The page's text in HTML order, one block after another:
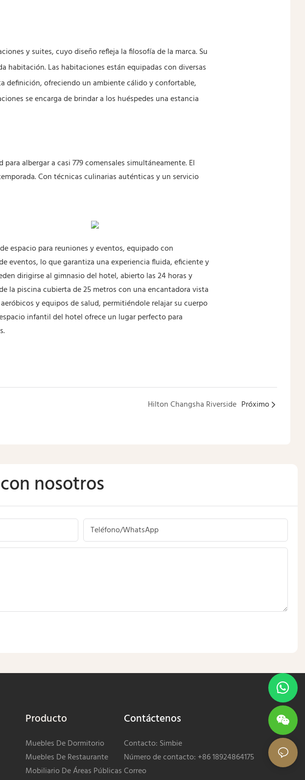
y suites, cuyo diseño refleja la filosofía de la marca. Su
habitación. Las habitaciones están equipadas con diversas
definición, ofreciendo un ambiente cálido y confortable,
se encarga de brindar a los huéspedes una estancia
albergar a casi 779 comensales simultáneamente. El
Con técnicas culinarias auténticas y un servicio
espacio para reuniones y eventos, equipado con
eventos, lo que garantiza una experiencia fluida, eficiente y
dirigirse al gimnasio del hotel, abierto las 24 horas y
la piscina cubierta de 25 metros con una encantadora vista
y equipos de salud, permitiéndole relajar su cuerpo
infantil del hotel ofrece un lugar perfecto para
Hilton Changsha Riverside Próximo
nosotros
Teléfono/WhatsApp
Producto
Muebles De Dormitorio
Muebles De Restaurante
Mobiliario De Áreas Públicas
Contáctenos
Contacto: Simbie
Número de contacto: +86 18924864175
Correo